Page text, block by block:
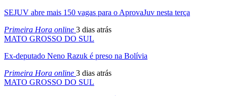
SEJUV abre mais 150 vagas para o AprovaJuv nesta terça
Primeira Hora online 3 dias atrás
MATO GROSSO DO SUL
Ex-deputado Neno Razuk é preso na Bolívia
Primeira Hora online 3 dias atrás
MATO GROSSO DO SUL